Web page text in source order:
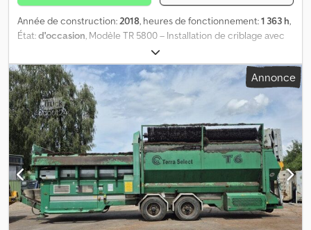
Année de construction:2018, heures de fonctionnement:1 363 h,
État:d'occasion, Modèle TR 5800 – Installation de criblage avec
commande à distance – Heures de fonctionnement : 1 263 h –
Moteur Yanmar, 4 cylindres – Longueur du tambour : 3,55 m –
Diamètre du tambour : 1,55 m – = Informations complémentaires =
Type de carburant : diesel Année de fabrication : juillet 2018
Codpfx Aezr Nipofdsrf PTAC : 12 500 kg = Informations sur
l’entreprise = Nous sommes situés entre Anvers et Bruxelles, le
long de l’autoroute A12, à proximité du port d’Anvers. Horaires
d’ouverture : du lundi au vendredi, en continu, de 8h30 à 19h00.
Annonce